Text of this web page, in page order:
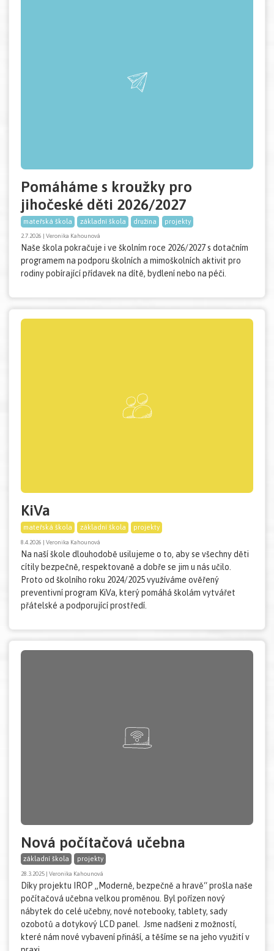
Pomáháme s kroužky pro
jihočeské děti 2026/2027
mateřská škola základní škola družina projekty
2.7.2026 | Veronika Kahounová
Naše škola pokračuje i ve školním roce 2026/2027 s dotačním
programem na podporu školních a mimoškolních aktivit pro
rodiny pobírající přídavek na dítě, bydlení nebo na péči.
KiVa
mateřská škola základní škola projekty
8.4.2026 | Veronika Kahounová
Na naší škole dlouhodobě usilujeme o to, aby se všechny děti
cítily bezpečně, respektovaně a dobře se jim u nás učilo.
Proto od školního roku 2024/2025 využíváme ověřený
preventivní program KiVa, který pomáhá školám vytvářet
přátelské a podporující prostředí.
Nová počítačová učebna
základní škola projekty
28.3.2025 | Veronika Kahounová
Díky projektu IROP „Moderně, bezpečně a hravě“ prošla naše
počítačová učebna velkou proměnou. Byl pořízen nový
nábytek do celé učebny, nové notebooky, tablety, sady
ozobotů a dotykový LCD panel. Jsme nadšeni z možností,
které nám nové vybavení přináší, a těšíme se na jeho využití v